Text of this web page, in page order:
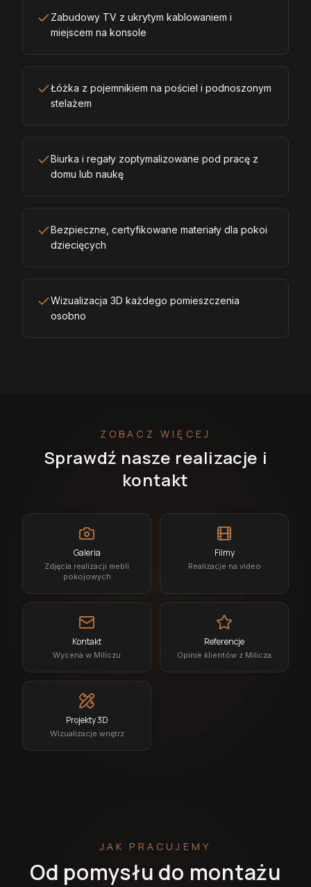
Zabudowy TV z ukrytym kablowaniem i
miejscem na konsole
Łóżka z pojemnikiem na pościel i podnoszonym
stelażem
Biurka i regały zoptymalizowane pod pracę z
domu lub naukę
Bezpieczne, certyfikowane materiały dla pokoi
dziecięcych
Wizualizacja 3D każdego pomieszczenia
osobno
ZOBACZ WIĘCEJ
Sprawdź nasze realizacje i
kontakt
Galeria
Zdjęcia realizacji mebli
pokojowych
Filmy
Realizacje na video
Kontakt
Wycena w Miliczu
Referencje
Opinie klientów z Milicza
Projekty 3D
Wizualizacje wnętrz
JAK PRACUJEMY
Od pomysłu do montażu